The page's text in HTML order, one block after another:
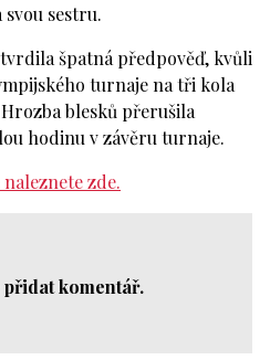
svou sestru.
špatná předpověď, kvůli
turnaje na tři kola
blesků přerušila
hodinu v závěru turnaje.
zde.
přidat komentář.